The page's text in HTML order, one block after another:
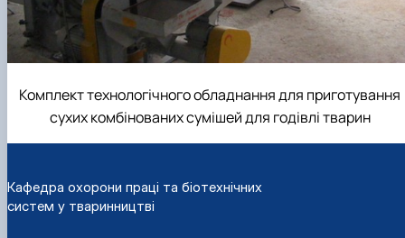
Комплект технологічного обладнання для приготування
сухих комбінованих сумішей для годівлі тварин
Кафедра охорони праці та біотехнічних
систем у тваринництві